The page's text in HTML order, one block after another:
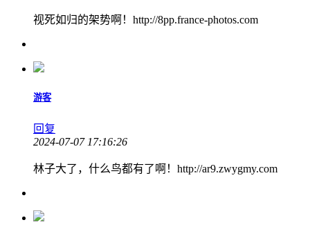
视死如归的架势啊！http://8pp.france-photos.com
游客
回复
2024-07-07 17:16:26
林子大了，什么鸟都有了啊！http://ar9.zwygmy.com